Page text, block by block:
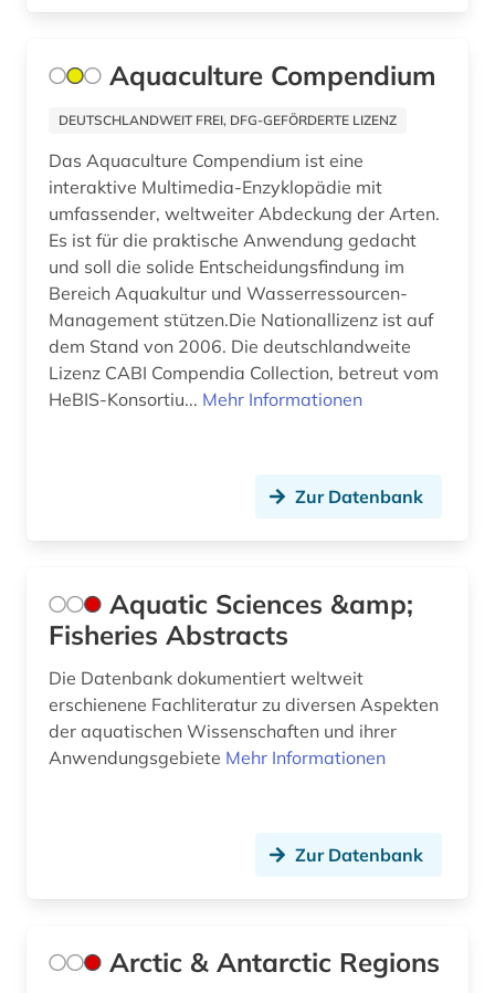
geisteswissenschaft (1)
geobasisdaten (1)
geobiologie (2)
geobusiness (1)
geochemie (7)
geochronologie (1)
geodaten (1)
geografie (10)
geografieunterricht (1)
geographie (1)
geologie (28)
Aquaculture Compendium
DEUTSCHLANDWEIT FREI, DFG-GEFÖRDERTE LIZENZ
Das Aquaculture Compendium ist eine
interaktive Multimedia-Enzyklopädie mit
umfassender, weltweiter Abdeckung der Arten.
Es ist für die praktische Anwendung gedacht
und soll die solide Entscheidungsfindung im
Bereich Aquakultur und Wasserressourcen-
Management stützen.Die Nationallizenz ist auf
dem Stand von 2006. Die deutschlandweite
Lizenz CABI Compendia Collection, betreut vom
HeBIS-Konsortiu... Mehr Informationen
Zur Datenbank
Aquatic Sciences &amp;
Fisheries Abstracts
Die Datenbank dokumentiert weltweit
erschienene Fachliteratur zu diversen Aspekten
der aquatischen Wissenschaften und ihrer
Anwendungsgebiete Mehr Informationen
Zur Datenbank
Arctic & Antarctic Regions